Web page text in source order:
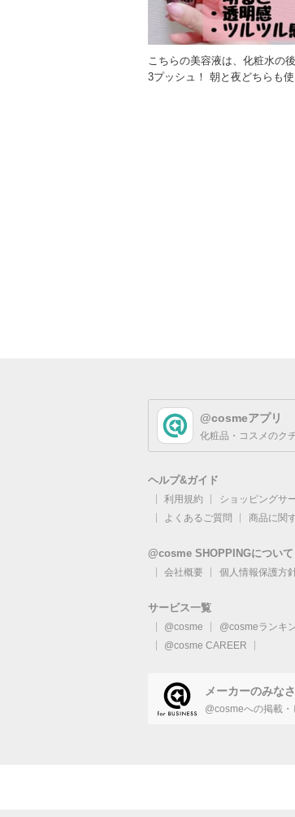
こちらの美容液は、化粧水の
3プッシュ！ 朝と夜どちらも
@cosmeアプリ
化粧品・コスメのク
ヘルプ&ガイド
利用規約 ショッピングサ
よくあるご質問
商品に関
@cosme SHOPPINGについて
会社概要 個人情報保護方
サービス一覧
@cosme @cosmeランキ
@cosme CAREER
メーカーのみな
@cosmeへの掲載・